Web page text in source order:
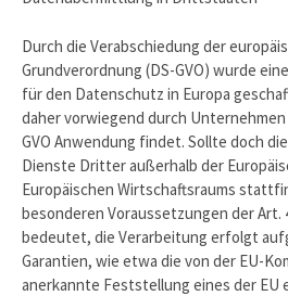
Durch die Verabschiedung der
Grundverordnung (DS-GVO) wurde
für den Datenschutz in Europa
daher vorwiegend durch
GVO Anwendung findet. Sollte doch
Dienste Dritter außerhalb der
Europäischen Wirtschaftsraums
besonderen Voraussetzungen der Art.
bedeutet, die Verarbeitung erfolgt
Garantien, wie etwa die von der EU-
anerkannte Feststellung eines der EU